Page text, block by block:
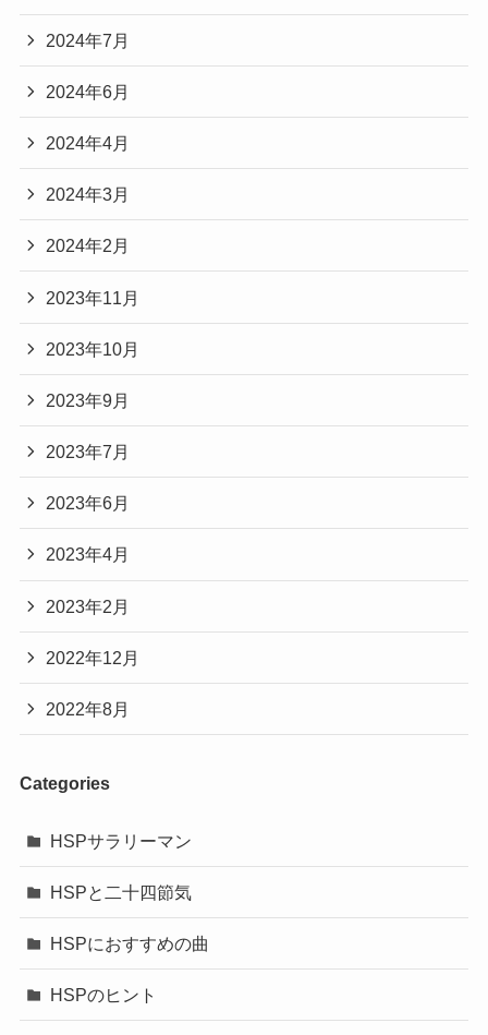
2024年7月
2024年6月
2024年4月
2024年3月
2024年2月
2023年11月
2023年10月
2023年9月
2023年7月
2023年6月
2023年4月
2023年2月
2022年12月
2022年8月
Categories
HSPサラリーマン
HSPと二十四節気
HSPにおすすめの曲
HSPのヒント